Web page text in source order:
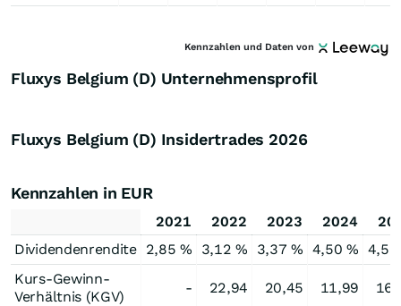
Kennzahlen und Daten von
Fluxys Belgium (D) Unternehmensprofil
Fluxys Belgium (D) Insidertrades 2026
Kennzahlen in EUR
2021 2022 2023 2024
Dividendenrendite 2,85 % 3,12 % 3,37 % 4,50 % 4,58
Kurs-Gewinn-
Verhältnis (KGV)
- 22,94 20,45 11,99